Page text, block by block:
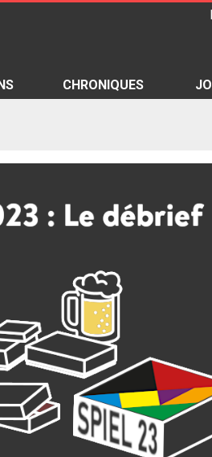
CHRONIQUES